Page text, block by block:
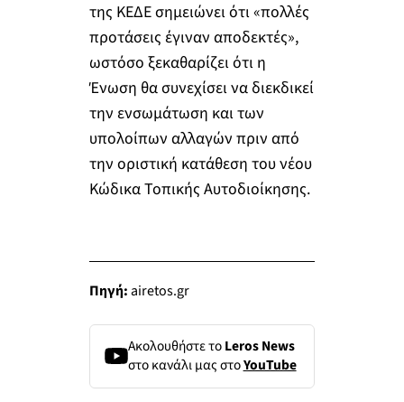
της ΚΕΔΕ σημειώνει ότι «πολλές
προτάσεις έγιναν αποδεκτές»,
ωστόσο ξεκαθαρίζει ότι η
Ένωση θα συνεχίσει να διεκδικεί
την ενσωμάτωση και των
υπολοίπων αλλαγών πριν από
την οριστική κατάθεση του νέου
Κώδικα Τοπικής Αυτοδιοίκησης.
Πηγή:airetos.gr
Ακολουθήστε τοLeros News
στο κανάλι μας στοYouTube